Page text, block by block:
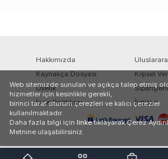
Hakkımızda
Kaynakça Dosyası
Kişisel
Üyelik
İade Politikası
İletişim
Web sitemizde sunulan ve açıkça talep etmiş
hizmetler için kesinlikle gerekli,
birinci taraf oturum çerezleri ve kalıcı çerezler
kullanılmaktadır.
Daha fazla bilgi için linke tıklayarak Çerez
Metnine ulaşabilirsiniz.